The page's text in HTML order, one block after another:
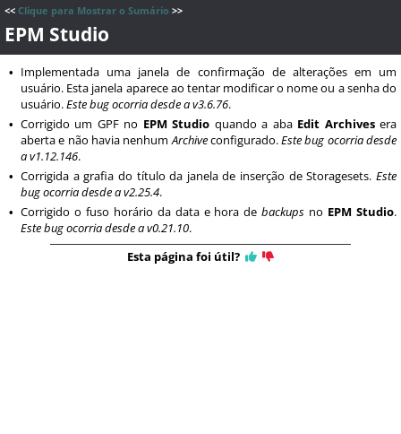
<< Clique para Mostrar o Sumário >>
EPM Studio
•
Implementada uma janela de confirmação de alterações em um
usuário. Esta janela aparece ao tentar modificar o nome ou a senha do
usuário.Este bug ocorria desde a v3.6.76.
• Corrigido um GPF no EPM Studio quando a aba Edit Archivesera
aberta e não havia nenhumArchiveconfigurado.Este bug ocorria desde
a v1.12.146.
• Corrigida a grafia do título da janela de inserção de Storagesets. Este
bug ocorria desde a v2.25.4.
• Corrigido o fuso horário da data e hora debackups no EPM Studio.
Este bug ocorria desde a v0.21.10.
Esta página foi útil?